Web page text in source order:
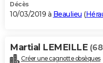
Décès
10/03/2019 à Beaulieu (
Martial LEMEILLE
Créer une cagnotte obsèques